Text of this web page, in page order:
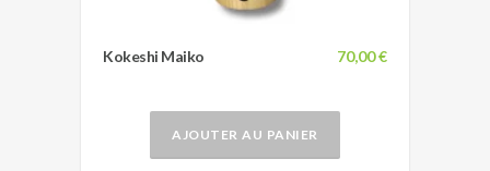
70,00 €
Kokeshi Maiko
AJOUTER AU PANIER